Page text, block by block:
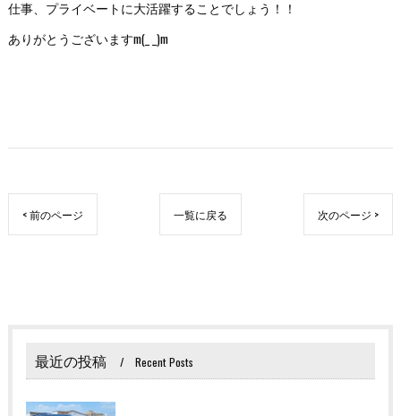
仕事、プライベートに大活躍することでしょう！！
ありがとうございますm(_ _)m
< 前のページ 一覧に戻る 次のページ >
最近の投稿 Recent Posts